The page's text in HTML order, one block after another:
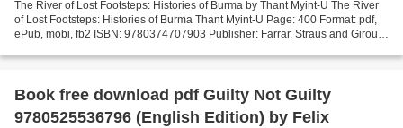
The River of Lost Footsteps: Histories of Burma by Thant Myint-U The River
of Lost Footsteps: Histories of Burma Thant Myint-U Page: 400 Format: pdf,
ePub, mobi, fb2 ISBN: 9780374707903 Publisher: Farrar, Straus and Giroux
Book free download pdf Guilty Not Guilty
9780525536796 (English Edition) by Felix